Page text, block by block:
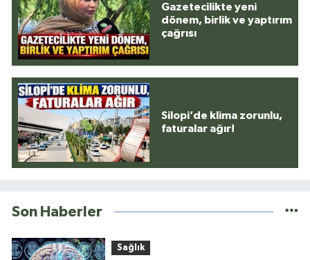
Gazetecilikte yeni
dönem, birlik ve yaptırım
çağrısı
Silopi’de klima zorunlu,
faturalar ağır!
Son Haberler
Sağlık